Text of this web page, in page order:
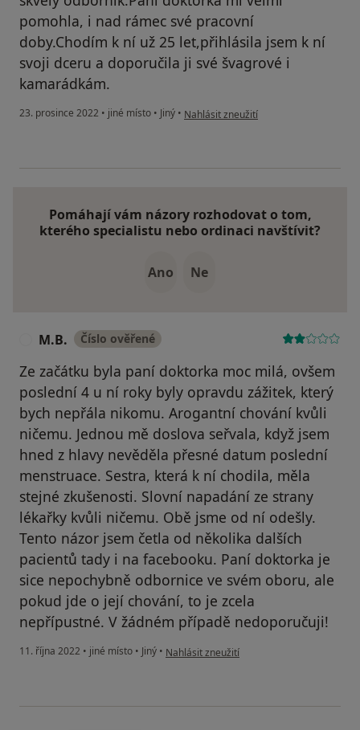
pomohla, i nad rámec své pracovní
doby.Chodím k ní už 25 let,přihlásila jsem k ní
svoji dceru a doporučila ji své švagrové i
kamarádkám.
23. prosince 2022 • jiné místo • Jiný • podle názoru uživatele Renata
Nahlásit zneužití
Pomáhají vám názory rozhodovat o tom,
kterého specialistu nebo ordinaci navštívit?
Ano Ne
M.B. Číslo ověřené
Ze začátku byla paní doktorka moc milá, ovšem
poslední 4 u ní roky byly opravdu zážitek, který
bych nepřála nikomu. Arogantní chování kvůli
ničemu. Jednou mě doslova seřvala, když jsem
hned z hlavy nevěděla přesné datum poslední
menstruace. Sestra, která k ní chodila, měla
stejné zkušenosti. Slovní napadání ze strany
lékařky kvůli ničemu. Obě jsme od ní odešly.
Tento názor jsem četla od několika dalších
pacientů tady i na facebooku. Paní doktorka je
sice nepochybně odbornice ve svém oboru, ale
pokud jde o její chování, to je zcela
nepřípustné. V žádném případě nedoporučuji!
11. října 2022 • jiné místo • Jiný • podle názoru uživatele M.B.
Nahlásit zneužití